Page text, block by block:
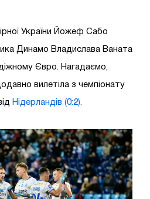
України Йожеф Сабо
Динамо Владислава Ваната
Євро. Нагадаємо,
вилетіла з чемпіонату
Нідерландів (0:2).